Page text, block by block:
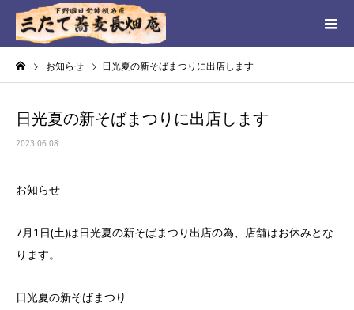
お知らせ 日光夏の新そばまつりに出店します
日光夏の新そばまつりに出店します
2023.06.08
お知らせ
7月1日(土)は日光夏の新そばまつり出店の為、店舗はお休みとな
ります。
日光夏の新そばまつり